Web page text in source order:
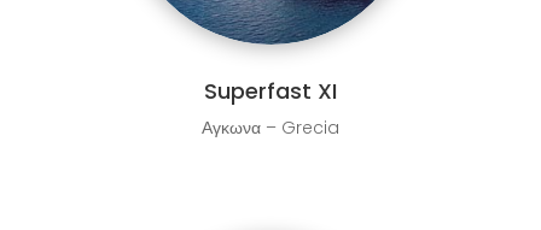
Superfast XI
Αγκωνα – Grecia